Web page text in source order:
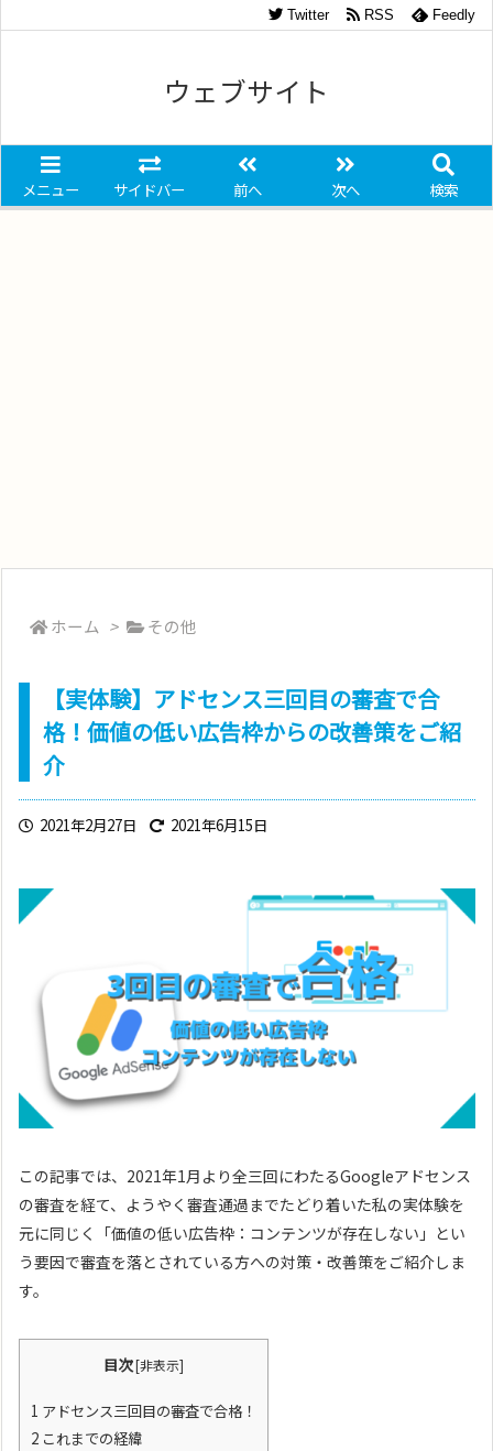
ウェブサイト
メニュー サイドバー 前へ 次へ 検索
Twitter RSS Feedly
ホーム > その他
【実体験】アドセンス三回目の審査で合
格！価値の低い広告枠からの改善策をご紹
介
2021年2月27日 2021年6月15日
この記事では、2021年1月より全三回にわたるGoogleアドセンス
の審査を経て、ようやく審査通過までたどり着いた私の実体験を
元に同じく「価値の低い広告枠：コンテンツが存在しない」とい
う要因で審査を落とされている方への対策・改善策をご紹介しま
す。
目次[非表示]
1 アドセンス三回目の審査で合格！
2 これまでの経緯